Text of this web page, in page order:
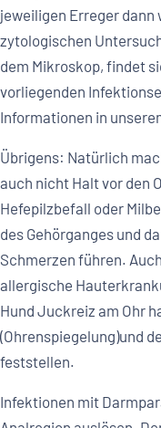
jeweiligen Erreger dann
zytologischen
dem Mikroskop, findet
vorliegenden
Informationen in
Übrigens: Natürlich
auch nicht Halt vor den
Hefepilzbefall oder
des Gehörganges und
Schmerzen führen.
allergische
Hund Juckreiz am Ohr
(Ohrenspiegelung)und
feststellen.
Infektionen mit